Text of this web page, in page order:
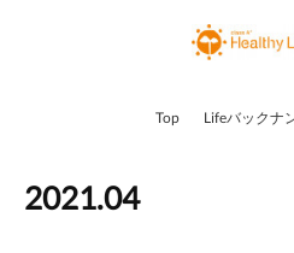
Top
2021.04